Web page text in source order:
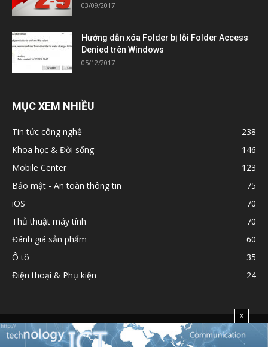
03/09/2017
Hướng dẫn xóa Folder bị lỗi Folder Access
Denied trên Windows
05/12/2017
MỤC XEM NHIỀU
Tin tức công nghệ
238
Khoa học & Đời sống
146
Mobile Center
123
Bảo mật - An toàn thông tin
75
iOS
70
Thủ thuật máy tính
70
Đánh giá sản phẩm
60
Ô tô
35
Điện thoại & Phụ kiện
24
Chính sách
x